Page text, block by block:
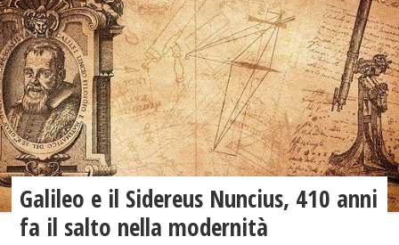
​Galileo e il Sidereus Nuncius, 410 anni
fa il salto nella modernità